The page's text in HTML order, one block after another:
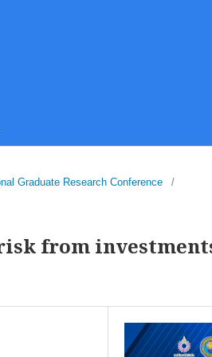
Graduate Research Conference
/
risk from